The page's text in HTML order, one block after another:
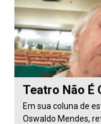
Teatro Não É
Em sua coluna de
Oswaldo Mendes,